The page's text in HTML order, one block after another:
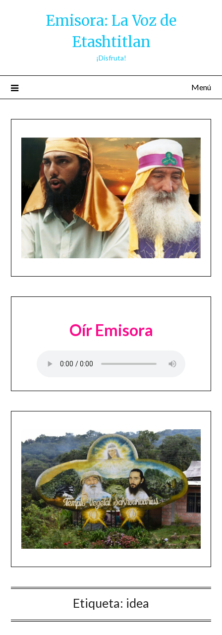
Emisora: La Voz de
Etashtitlan
¡Disfruta!
Menú
Oír Emisora
Etiqueta: idea